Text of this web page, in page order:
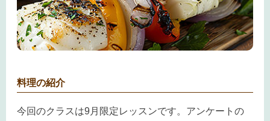
料理の紹介
今回のクラスは9月限定レッスンです。アンケートの